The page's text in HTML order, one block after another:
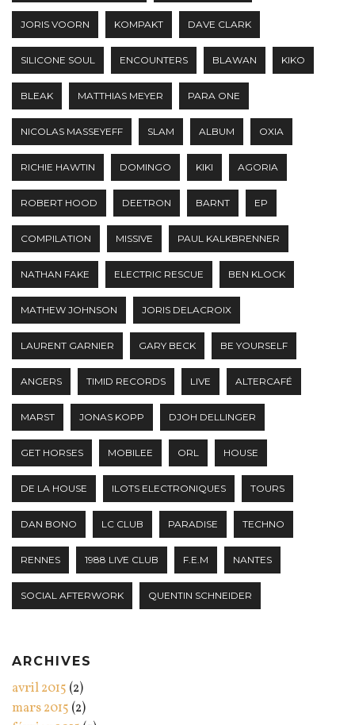
JORIS VOORN KOMPAKT DAVE CLARK
SILICONE SOUL ENCOUNTERS BLAWAN KIKO
BLEAK MATTHIAS MEYER PARA ONE
NICOLAS MASSEYEFF SLAM ALBUM OXIA
RICHIE HAWTIN DOMINGO KIKI AGORIA
ROBERT HOOD DEETRON BARNT EP
COMPILATION MISSIVE PAUL KALKBRENNER
NATHAN FAKE ELECTRIC RESCUE BEN KLOCK
MATHEW JOHNSON JORIS DELACROIX
LAURENT GARNIER GARY BECK BE YOURSELF
ANGERS TIMID RECORDS LIVE ALTERCAFÉ
MARST JONAS KOPP DJOH DELLINGER
GET HORSES MOBILEE ORL HOUSE
DE LA HOUSE ILOTS ELECTRONIQUES TOURS
DAN BONO LC CLUB PARADISE TECHNO
RENNES 1988 LIVE CLUB F.E.M NANTES
SOCIAL AFTERWORK QUENTIN SCHNEIDER
ARCHIVES
avril 2015 (2)
mars 2015 (2)